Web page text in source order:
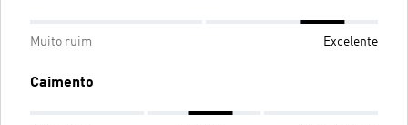
Muito ruim Excelente
Caimento